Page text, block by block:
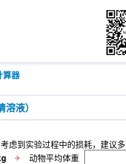
算器
液）
虑到实验过程中的损耗，建议
动物平均体重